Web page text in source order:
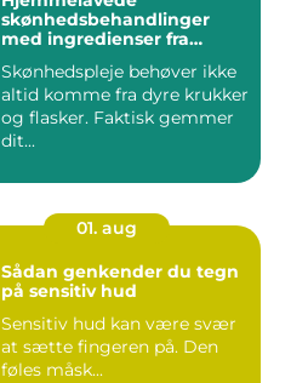
skønhedsbehandlinger
med ingredienser fra
Skønhedspleje behøver ikke
altid komme fra dyre krukker
og flasker. Faktisk gemmer
dit...
01. aug
Sådan genkender du tegn
på sensitiv hud
Sensitiv hud kan være svær
at sætte fingeren på. Den
føles måsk...